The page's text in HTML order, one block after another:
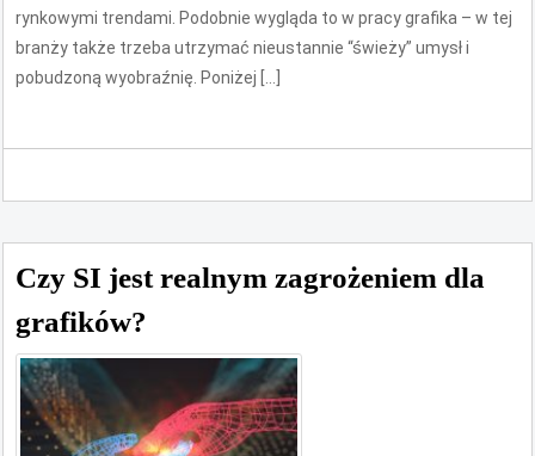
rynkowymi trendami. Podobnie wygląda to w pracy grafika – w tej
branży także trzeba utrzymać nieustannie “świeży” umysł i
pobudzoną wyobraźnię. Poniżej […]
Czy SI jest realnym zagrożeniem dla
grafików?